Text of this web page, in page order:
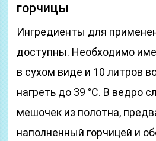
горчицы
Ингредиенты для
доступны. Необходимо
в сухом виде и 10 литров
нагреть до 39 °C. В ведро
мешочек из полотна,
наполненный горчицей и